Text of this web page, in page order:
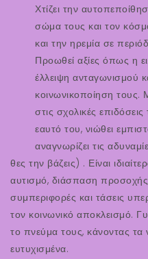
Χτίζει την
σώμα τους και τον
και την ηρεμία σε
Προωθεί αξίες όπως η
έλλειψη ανταγωνισμού
κοινωνικοποίηση τους.
στις σχολικές
εαυτό του, νιώθει
αναγνωρίζει τις
θες την βάζεις) . Είναι
αυτισμό, διάσπαση προσοχής
συμπεριφορές και τάσεις
τον κοινωνικό αποκλεισμό.
το πνεύμα τους, κάνοντας τα
ευτυχισμένα.